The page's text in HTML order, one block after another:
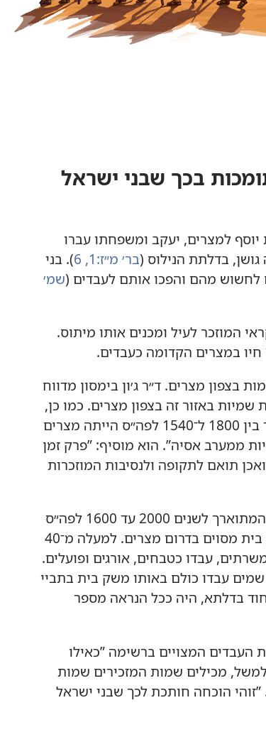
בכך שבני ישראל
למצרים,‏ יעקב ומשפחתו עברו
בדלתת הנילוס (‏בר׳ מ״ז:‏1,‏
‏)‏.‏ בני
לחשוש מהם והפכו אותם לעבדים (‏שמ׳
המוזכר לעיל ומכנים אותו מיתוס.‏
חיו במצרים הקדומה כעבדים.‏
בצפון מצרים.‏ ד״ר ג׳ון בימסון מדווח
התיישבויות שמיות באזור זה בצפון מצרים.‏ כמו כן,‏
האגיפטולוג ג׳יימס ק.‏ הופמייר אומר:‏ ”‏בערך בין 1800 ל־1540 לפה״ס הייתה מצרים
ממערב אסיה”‏.‏ הוא מוסיף:‏ ”‏פרק זמן
תואם לתקופה ולנסיבות המוזכרות
קיימת עדות נוספת מדרום מצרים.‏ פפירוס המתוארך לשנים 2000 עד 1600 לפה״ס
בערך מכיל שמות של עבדים שעבדו במשק בית מסוים בדרום מצרים.‏ למעלה מ־40
עבדו כטבחים,‏ אורגים ופועלים.‏
עבדו כולם באותו משק בית בתביי
בדלתא,‏ היה ככל הנראה מספר
העבדים המצויים ברשימה ”‏כאילו
מכילים שמות המזכירים שמות
”‏זוהי הוכחה חותכת לכך שבני ישראל